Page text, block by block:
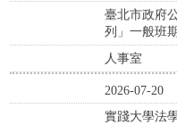
臺北市政府
列」一般班
人事室
2026-07-20
實踐大學法